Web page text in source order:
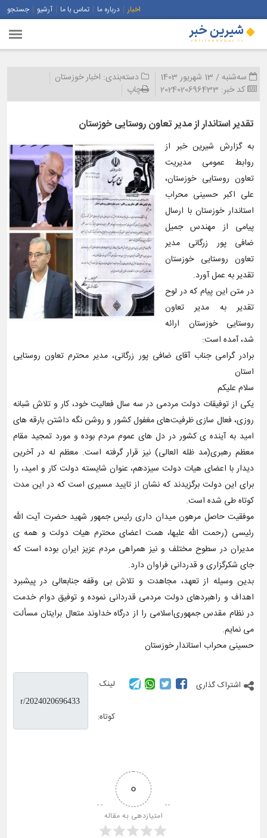
اخبار درباره ما تماس با ما آرشیو جستجو
سه‌شنبه / 13 شهریور 1403 دسته‌بندی: اخبار خوزستان
کد خبر: 2024020696433 چاپ
تقدیر استاندار از مدیر تعاون روستایی خوزستان
به گزارش شیرین خبر از
روابط عمومی مدیریت
تعاون روستایی خوزستان،
علی اکبر حسینی محراب
استاندار خوزستان با ارسال
پیامی از مهندس جمیل
ضافی پور زرگانی مدیر
تعاون روستایی خوزستان
تقدیر به عمل آورد.
در متن این پیام که در لوح
تقدیر به مدیر تعاون
روستایی خوزستان ارائه
شد، آمده است:
برادر گرامی جناب آقای ضافی پور زرگانی، مدیر محترم تعاون روستایی
استان
سلام علیکم
یکی از توفیقات دولت مردمی در سه سال فعالیت خود، کار و تلاش شبانه
روزی، فعال سازی ظرفیت‌های مغفول کشور و روشن نگه داشتن بارقه های
امید به آینده ی کشور در دل های عموم مردم بوده و مورد تمجید مقام
معظم رهبری(مد ظله العالی) نیز قرار گرفته است. معظم له در آخرین
دیدار با اعضای هیات دولت سیزدهم، عنوان شایسته دولت کار و امید، را
برای این دولت برگزیدند که نشان از تایید مسیری است که در این مدت
کوتاه طی شده است.
موفقیت حاصل مرهون میدان داری رئیس جمهور شهید حضرت آیت الله
رئیسی (رحمت الله علیها، همت اعضای محترم هیات دولت و همه ی
مدیران در سطوح مختلف و نیز همراهی مردم عزیز ایران بوده است که
جای شکرگزاری و قدردانی فراوان دارد.
بدین وسیله از تعهد، مجاهدت و تلاش بی وقفه جنابعالی در پیشبرد
اهداف و راهبردهای دولت مردمی قدردانی نموده و توفیق دوام خدمت
در نظام مقدس جمهوری‌اسلامی را از درگاه خداوند متعال برایتان مسألت
می نمایم.
حسینی محراب استاندار خوزستان
اشتراک گذاری لینک
کوتاه:
0
امتیازدهی به مقاله